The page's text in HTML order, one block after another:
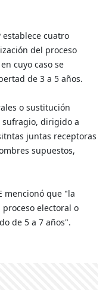
establece cuatro
del proceso
cuyo caso se
de 3 a 5 años.
o sustitución
sufragio, dirigido a
juntas receptoras
supuestos,
mencionó que "la
electoral o
de 5 a 7 años".